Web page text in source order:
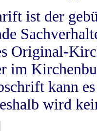
ist der
Original-
im
kann
wird